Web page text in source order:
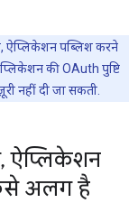
ऐप्लिकेशन पब्लिश करने
की OAuth पुष्टि
नहीं दी जा सकती.
, ऐप्लिकेशन
अलग है